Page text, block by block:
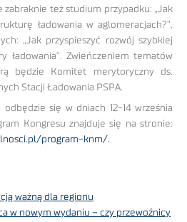
też studium przypadku: „Jak
ładowania w aglomeracjach?”,
„Jak przyspieszyć rozwój szybkiej
ładowania”. Zwieńczeniem tematów
będzie Komitet merytoryczny ds.
Stacji Ładowania PSPA.
się w dniach 12-14 września
Kongresu znajduje się na stronie:
program-knm/.
ważną dla regionu
w nowym wydaniu – czy przewoźnicy